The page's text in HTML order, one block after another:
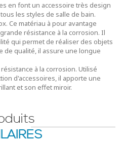
en font un accessoire très design
les styles de salle de bain.
Ce matériau à pour avantage
résistance à la corrosion. Il
qui permet de réaliser des objets
de qualité, il assure une longue
à la corrosion. Utilisé
d'accessoires, il apporte une
et son effet miroir.